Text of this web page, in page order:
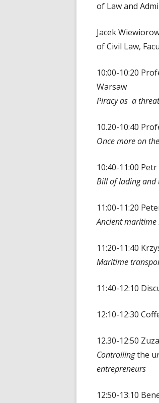
of Law and
Jacek
of Civil Law,
10:00-10:20
Warsaw
Piracy as a
10.20-10:40
Once more on
10:40-11:00
Bill of lading and
11:00-11:20
Ancient
11:20-11:40
Maritime
11:40-12:10
12:10-12:30
12.30-12:50
Controllingthe u
entrepreneurs
12:50-13:10